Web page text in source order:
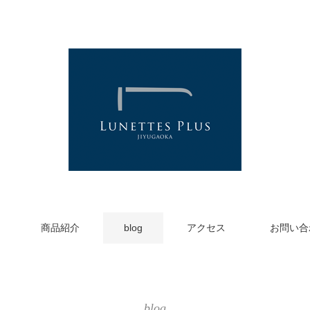
商品紹介 blog アクセス お問い